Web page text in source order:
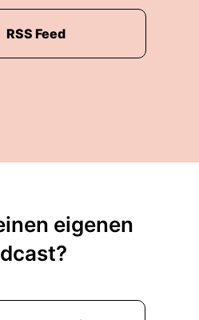
RSS Feed
eigenen